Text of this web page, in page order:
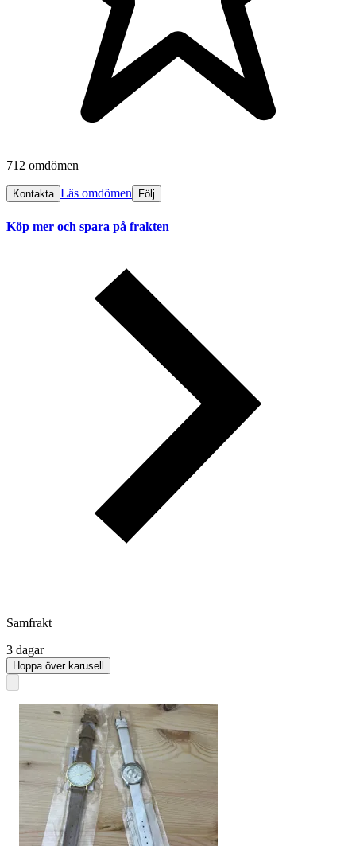
712 omdömen
Kontakta Läs omdömen Följ
Köp mer och spara på frakten
Samfrakt
3 dagar
Hoppa över karusell